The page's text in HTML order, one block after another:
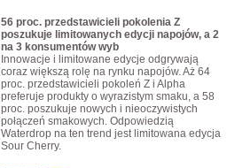
56 proc. przedstawicieli pokolenia Z
poszukuje limitowanych edycji napojów, a 2
na 3 konsumentów wyb
Innowacje i limitowane edycje odgrywają
coraz większą rolę na rynku napojów. Aż 64
proc. przedstawicieli pokoleń Z i Alpha
preferuje produkty o wyrazistym smaku, a 58
proc. poszukuje nowych i nieoczywistych
połączeń smakowych. Odpowiedzią
Waterdrop na ten trend jest limitowana edycja
Sour Cherry.